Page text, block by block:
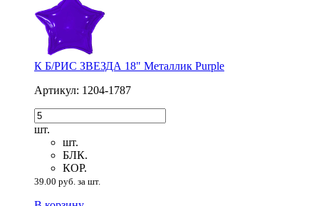
К Б/РИС ЗВЕЗДА 18" Металлик Purple
Артикул: 1204-1787
шт.
шт.
БЛК.
КОР.
39.00 руб. за шт.